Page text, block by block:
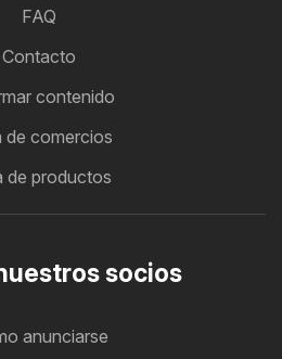
FAQ
Contacto
contenido
de comercios
de productos
socios
anunciarse